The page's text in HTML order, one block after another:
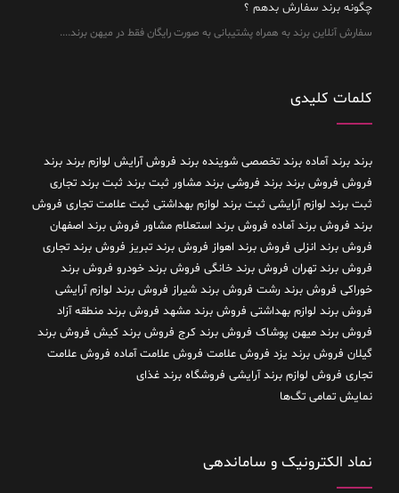
چگونه برند سفارش بدهم ؟
سفارش آنلاین برند به همراه پشتیبانی به صورت رایگان فقط در میهن برند....
کلمات کلیدی
برند برند آماده برند تخصصی شوینده برند فروش آرایش لوازم برند برند
فروش فروش برند برند فروشی برند مشاور ثبت برند ثبت برند تجاری
ثبت برند لوازم آرایشی ثبت برند لوازم بهداشتی ثبت علامت تجاری فروش
برند فروش برند آماده فروش برند استعلام مشاور فروش برند اصفهان
فروش برند انزلی فروش برند اهواز فروش برند تبریز فروش برند تجاری
فروش برند تهران فروش برند خانگی فروش برند خودرو فروش برند
خوراکی فروش برند رشت فروش برند شیراز فروش برند لوازم آرایشی
فروش برند لوازم بهداشتی فروش برند مشهد فروش برند منطقه آزاد
فروش برند میهن پوشاک فروش برند کرج فروش برند کیش فروش برند
گیلان فروش برند یزد فروش علامت فروش علامت آماده فروش علامت
تجاری فروش لوازم برند آرایشی فروشگاه برند غذای
نمایش تمامی تگ‌ها
نماد الکترونیک و ساماندهی